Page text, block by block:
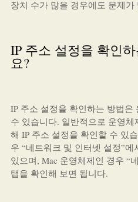
장치 수가 많을 경우에도 문제
IP 주소 설정을 확인
요?
IP 주소 설정을 확인하는 방법은
수 있습니다. 일반적으로 운영
해 IP 주소 설정을 확인할 수 있
우 “네트워크 및 인터넷 설정”
있으며, Mac 운영체제인 경우 “
탭을 확인해 보면 됩니다.